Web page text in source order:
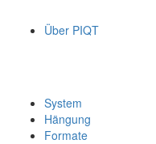
Über PIQT
System
Hängung
Formate